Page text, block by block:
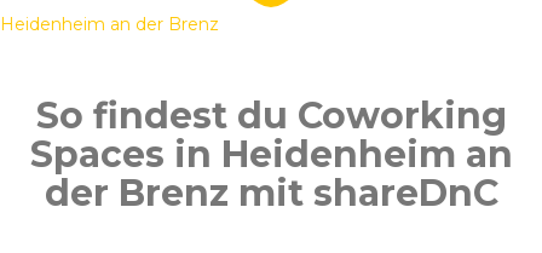
Heidenheim an der Brenz
So findest du Coworking
Spaces in Heidenheim an
der Brenz mit shareDnC